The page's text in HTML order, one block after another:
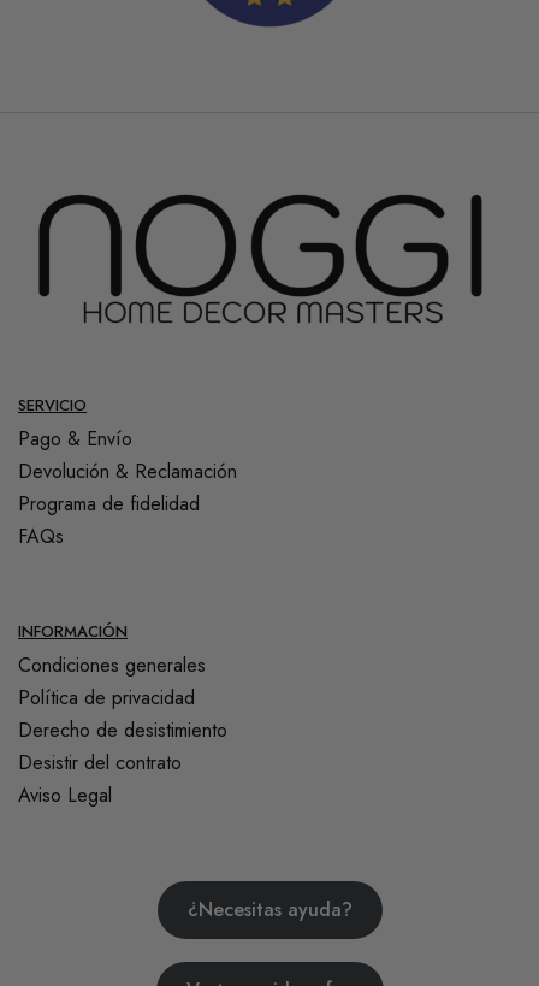
SERVICIO
Pago & Envío
Devolución & Reclamación
Programa de fidelidad
FAQs
INFORMACIÓN
Condiciones generales
Política de privacidad
Derecho de desistimiento
Desistir del contrato
Aviso Legal
¿Necesitas ayuda?